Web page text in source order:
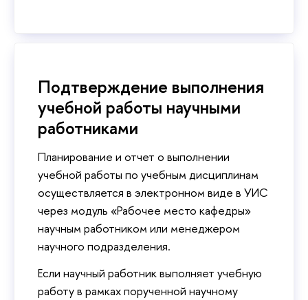
Подтверждение выполнения
учебной работы научными
работниками
Планирование и отчет о выполнении
учебной работы по учебным дисциплинам
осуществляется в электронном виде в УИС
через модуль «Рабочее место кафедры»
научным работником или менеджером
научного подразделения.
Если научный работник выполняет учебную
работу в рамках порученной научному